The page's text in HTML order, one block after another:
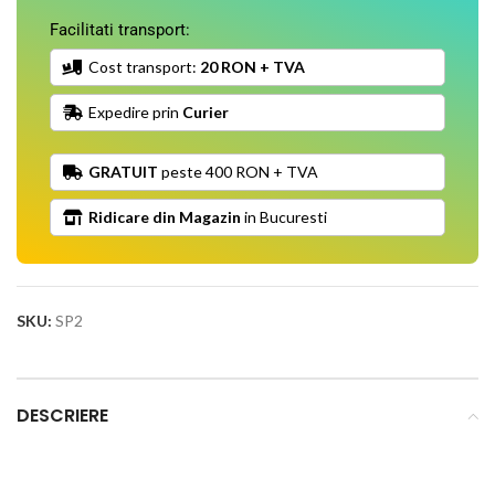
Facilitati transport:
Cost transport: 20 RON + TVA
Expedire prin Curier
GRATUIT peste 400 RON + TVA
Ridicare din Magazin in Bucuresti
SKU: SP2
DESCRIERE